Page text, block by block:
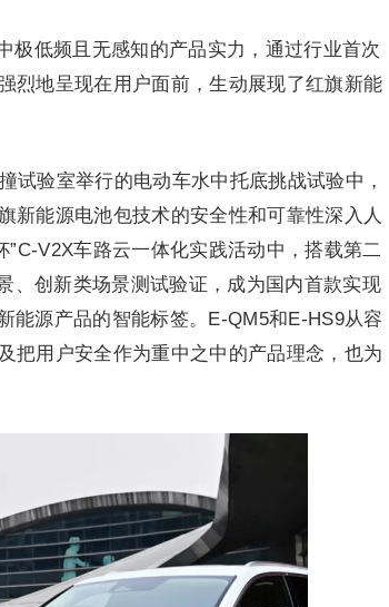
极低频且无感知的产品实力，通过行业首次
烈地呈现在用户面前，生动展现了红旗新能
试验室举行的电动车水中托底挑战试验中，
新能源电池包技术的安全性和可靠性深入人
V2X车路云一体化实践活动中，搭载第二
、创新类场景测试验证，成为国内首款实现
能源产品的智能标签。E-QM5和E-HS9从容
把用户安全作为重中之中的产品理念，也为